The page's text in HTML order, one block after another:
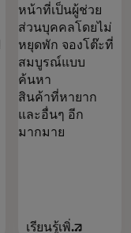
หน้าที่เป็นผู้ช่วย
ส่วนบุคคลโดยไม่
หยุดพัก จองโต๊ะที่
สมบูรณ์แบบ
ค้นหา
สินค้าที่หายาก
และอื่นๆ อีก
มากมาย
เรียนรู้เพิ่ม